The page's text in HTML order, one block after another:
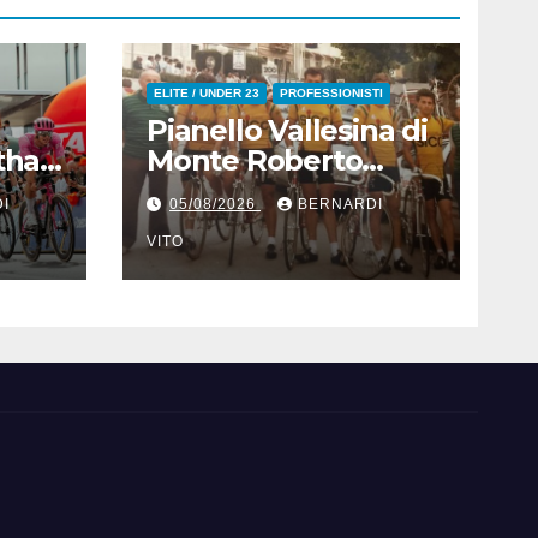
:
ELITE / UNDER 23 PROFESSIONISTI
Pianello Vallesina di
Monte Roberto
(Ancona) – Addio ad
Alderino Bartoloni,
Direttore Sportivo
rigorosamente
05/08/2026 BERNARDI
VITO